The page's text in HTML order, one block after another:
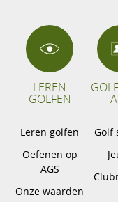
LEREN
GOLFEN
Leren golfen
Oefenen op
AGS
Onze waarden
Golf